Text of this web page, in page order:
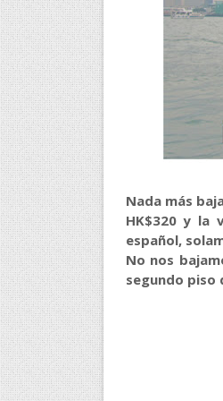
Nada más
HK$320 y la
español,
No nos
segundo piso